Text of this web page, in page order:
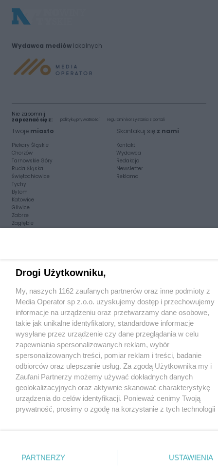
Wydawca mediówlokalnych
Nie zapomnij
zapoznać się z:
polityką prywatności regulamin korzystania z portali
Twoje miasto
Piekary Śląskie
Chorzów
Tarnowskie Góry
Ruda Śląska
Świętochłowice
Tychy
Bytom
Katowice
Gliwice
Zabrze
Zagłębie
Skontakuj się z nami
Kontakt
Wydawca
Redakcja
Newsletter
Reklama
Drogi Użytkowniku,
My, naszych 1162 zaufanych partnerów oraz inne podmioty z
Media Operator sp z.o.o. uzyskujemy dostęp i przechowujemy
informacje na urządzeniu oraz przetwarzamy dane osobowe,
takie jak unikalne identyfikatory, standardowe informacje
wysyłane przez urządzenie czy dane przeglądania w celu
zapewniania spersonalizowanych reklam, wybór
spersonalizowanych treści, pomiar reklam i treści, badanie
odbiorców oraz ulepszanie usług. Za zgodą Użytkownika my i
Zaufani Partnerzy możemy używać dokładnych danych
geolokalizacyjnych oraz aktywnie skanować charakterystykę
urządzenia do celów identyfikacji. Ponieważ cenimy Twoją
prywatność, prosimy o zgodę na korzystanie z tych technologii
Niektóre rodzaje przetwarzania danych nie wymagają zgody
użytkownika, ale masz prawo sprzeciwić się takiemu
PARTNERZY USTAWIENIA